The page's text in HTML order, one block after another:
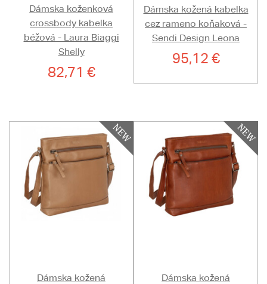
Dámska koženková
crossbody kabelka
béžová - Laura Biaggi
Shelly
82,71 €
Dámska kožená kabelka
cez rameno koňaková -
Sendi Design Leona
95,12 €
Dámska kožená
Dámska kožená